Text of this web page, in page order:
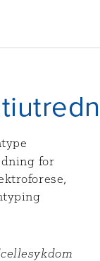
for